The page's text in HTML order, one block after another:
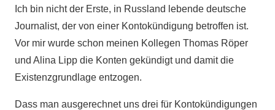
Ich bin nicht der Erste, in Russland lebende deutsche
Journalist, der von einer Kontokündigung betroffen ist.
Vor mir wurde schon meinen Kollegen Thomas Röper
und Alina Lipp die Konten gekündigt und damit die
Existenzgrundlage entzogen.
Dass man ausgerechnet uns drei für Kontokündigungen